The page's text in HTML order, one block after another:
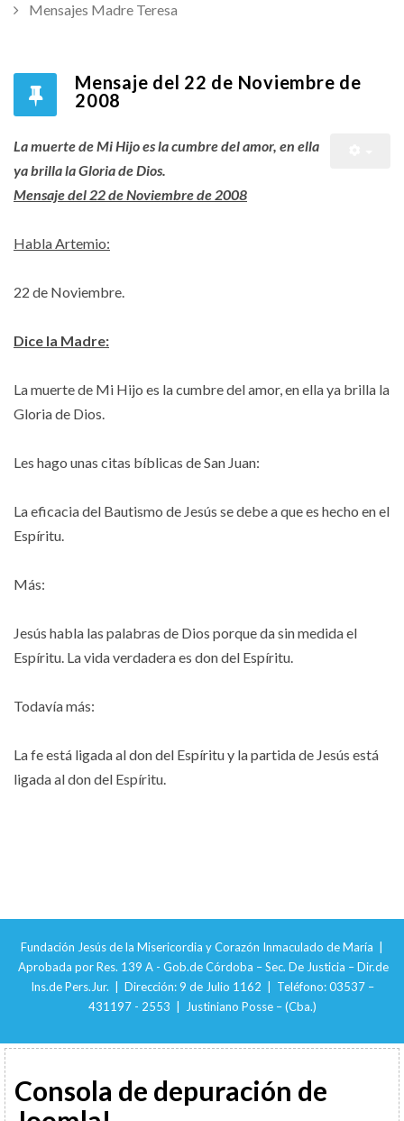
Mensajes Madre Teresa
Mensaje del 22 de Noviembre de
2008
La muerte de Mi Hijo es la cumbre del amor, en ella
ya brilla la Gloria de Dios.
Mensaje del 22 de Noviembre de 2008
Habla Artemio:
22 de Noviembre.
Dice la Madre:
La muerte de Mi Hijo es la cumbre del amor, en ella ya brilla la
Gloria de Dios.
Les hago unas citas bíblicas de San Juan:
La eficacia del Bautismo de Jesús se debe a que es hecho en el
Espíritu.
Más:
Jesús habla las palabras de Dios porque da sin medida el
Espíritu. La vida verdadera es don del Espíritu.
Todavía más:
La fe está ligada al don del Espíritu y la partida de Jesús está
ligada al don del Espíritu.
Fundación Jesús de la Misericordia y Corazón Inmaculado de María |
Aprobada por Res. 139 A - Gob.de Córdoba – Sec. De Justicia – Dir.de
Ins.de Pers.Jur. | Dirección: 9 de Julio 1162 | Teléfono: 03537 –
431197 - 2553 | Justiniano Posse – (Cba.)
Consola de depuración de